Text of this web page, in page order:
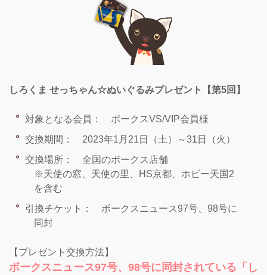
しろくま せっちゃん☆ぬいぐるみプレゼント【第5回】
対象となる会員： ボークスVS/VIP会員様
交換期間： 2023年1月21日（土）～31日（火）
交換場所： 全国のボークス店舗
※天使の窓、天使の里、HS京都、ホビー天国2
を含む
引換チケット： ボークスニュース97号、98号に
同封
【プレゼント交換方法】
ボークスニュース97号、98号に同封されている「し